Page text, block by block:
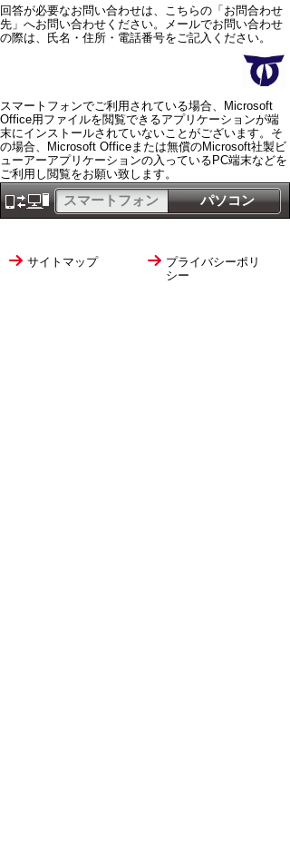
回答が必要なお問い合わせは、こちらの「お問合わせ
先」へお問い合わせください。メールでお問い合わせ
の際は、氏名・住所・電話番号をご記入ください。
スマートフォンでご利用されている場合、Microsoft
Office用ファイルを閲覧できるアプリケーションが端
末にインストールされていないことがございます。そ
の場合、Microsoft Officeまたは無償のMicrosoft社製ビ
ューアーアプリケーションの入っているPC端末などを
ご利用し閲覧をお願い致します。
パソコン
スマートフォン
サイトマップ
プライバシーポリ
シー